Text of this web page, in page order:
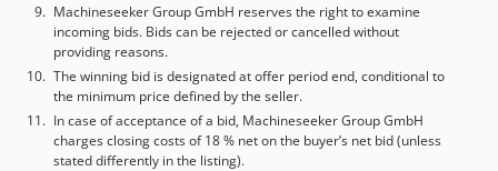
Machineseeker Group GmbH reserves the right to examine
incoming bids. Bids can be rejected or cancelled without
providing reasons.
The winning bid is designated at offer period end, conditional to
the minimum price defined by the seller.
In case of acceptance of a bid, Machineseeker Group GmbH
charges closing costs of 18 % net on the buyer’s net bid (unless
stated differently in the listing).